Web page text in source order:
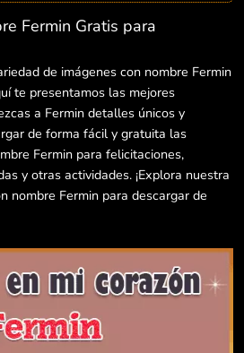
Fermin Gratis para
de imágenes con nombre Fermin
te presentamos las mejores
a Fermin detalles únicos y
de forma fácil y gratuita las
Fermin para felicitaciones,
y otras actividades. ¡Explora nuestra
nombre Fermin para descargar de